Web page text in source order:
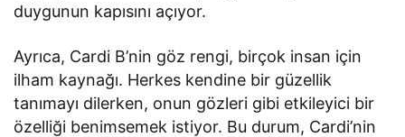
duygunun kapısını açıyor.
Ayrıca, Cardi B’nin göz rengi, birçok insan için
ilham kaynağı. Herkes kendine bir güzellik
tanımayı dilerken, onun gözleri gibi etkileyici bir
özelliği benimsemek istiyor. Bu durum, Cardi’nin